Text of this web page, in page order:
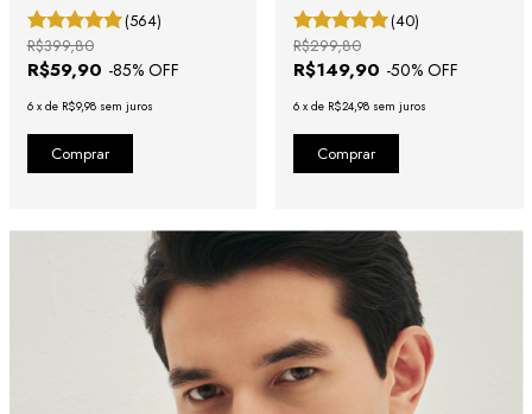
(564)
R$59,90 -85% OFF
R$399,80
6 x de R$9,98 sem juros
(40)
R$149,90 -50% OFF
R$299,80
6 x de R$24,98 sem juros